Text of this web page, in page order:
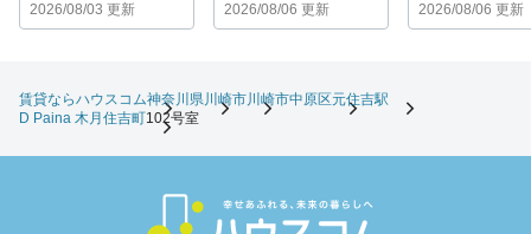
2026/08/03 更新
2026/08/06 更新
2026/08/06 更新
賃貸ならハウスコム神奈川県川崎市川崎市中原区元住吉駅
D Paina 木月住吉町102号室